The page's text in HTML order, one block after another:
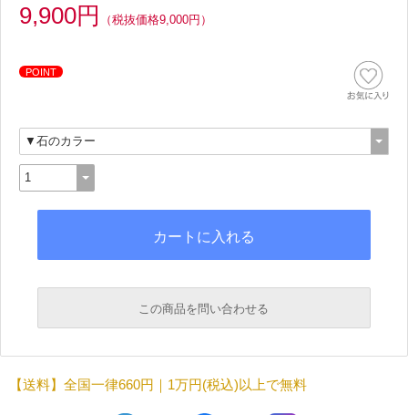
9,900円 （税抜価格9,000円）
POINT
この商品を問い合わせる
【送料】全国一律660円｜1万円(税込)以上で無料